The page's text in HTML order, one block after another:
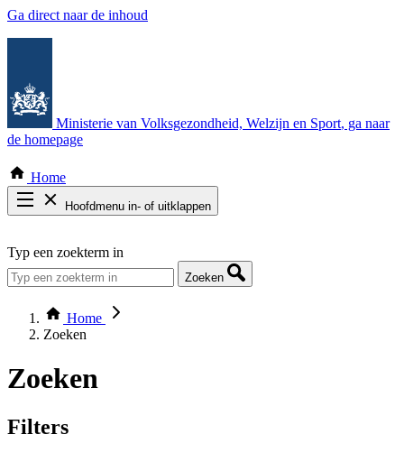
Ga direct naar de inhoud
Ministerie van Volksgezondheid, Welzijn en Sport, ga naar
de homepage
Home
Hoofdmenu in- of uitklappen
Thema COVID-19
Bekijk per bestuursorgaan
Typ een zoekterm in
Zoeken
Home
Zoeken
Zoeken
Filters